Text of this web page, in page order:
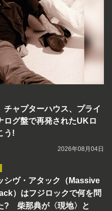
ャプターハウス、プライ
グ盤で再発されたUKロ
う!
2026年08月04日
シヴ・アタック（Massive
）はフジロックで何を問
? 柴那典が〈現地〉と